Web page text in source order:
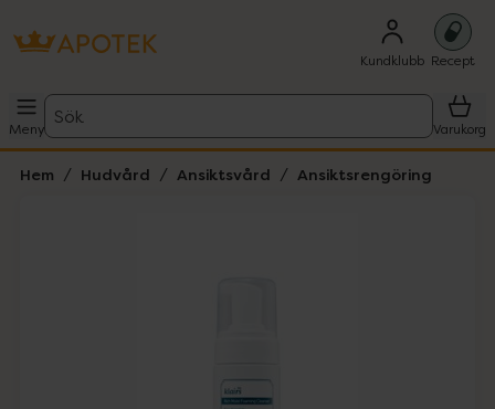
Kundklubb Recept
Meny
Sök
Varukorg
Hem Hudvård Ansiktsvård Ansiktsrengöring